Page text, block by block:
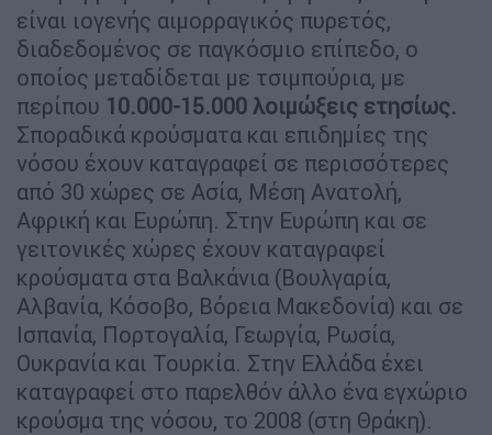
είναι ιογενής αιμορραγικός πυρετός,
διαδεδομένος σε παγκόσμιο επίπεδο, ο
οποίος μεταδίδεται με τσιμπούρια, με
περίπου 10.000-15.000 λοιμώξεις ετησίως.
Σποραδικά κρούσματα και επιδημίες της
νόσου έχουν καταγραφεί σε περισσότερες
από 30 χώρες σε Ασία, Μέση Ανατολή,
Αφρική και Ευρώπη. Στην Ευρώπη και σε
γειτονικές χώρες έχουν καταγραφεί
κρούσματα στα Βαλκάνια (Βουλγαρία,
Αλβανία, Κόσοβο, Βόρεια Μακεδονία) και σε
Ισπανία, Πορτογαλία, Γεωργία, Ρωσία,
Ουκρανία και Τουρκία. Στην Ελλάδα έχει
καταγραφεί στο παρελθόν άλλο ένα εγχώριο
κρούσμα της νόσου, το 2008 (στη Θράκη).